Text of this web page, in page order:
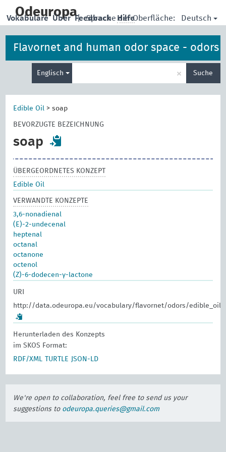
main
Odeuropa| Sprache der Oberfläche: Deutsch
Vokabulare Über Feedback Hilfe
Flavornet and human odor space - odors
Englisch × Suche
Edible Oil >soap
BEVORZUGTE BEZEICHNUNG
soap
ÜBERGEORDNETES KONZEPT
Edible Oil
VERWANDTE KONZEPTE
3,6-nonadienal
(E)-2-undecenal
heptenal
octanal
octanone
octenol
(Z)-6-dodecen-γ-lactone
URI
http://data.odeuropa.eu/vocabulary/flavornet/odors/
Herunterladen des Konzepts
im SKOS Format:
RDF/XML
TURTLE JSON-LD
We're open to collaboration, feel free to send us your
suggestions to odeuropa.queries@gmail.com